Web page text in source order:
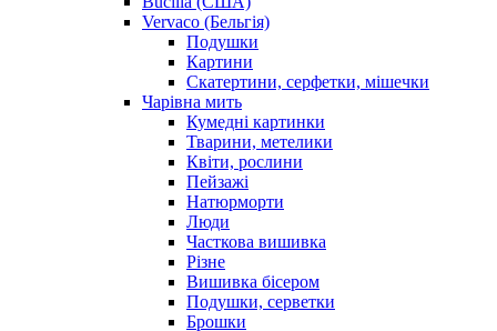
Vervaco (Бельгія)
Подушки
Картини
Скатертини, серфетки, мішечки
Чарiвна мить
Кумедні картинки
Тварини, метелики
Квіти, рослини
Пейзажі
Натюрморти
Люди
Часткова вишивка
Різне
Вишивка бісером
Подушки, серветки
Брошки